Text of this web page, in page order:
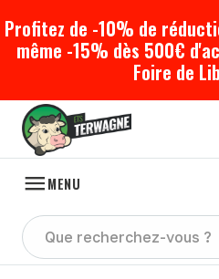
Profitez de -10% de
même -15% dès 500€
Foire de
MENU